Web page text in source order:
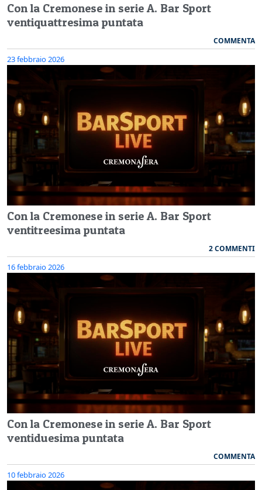
Con la Cremonese in serie A. Bar Sport
ventiquattresima puntata
COMMENTA
23 febbraio 2026
Con la Cremonese in serie A. Bar Sport
ventitreesima puntata
2 COMMENTI
16 febbraio 2026
Con la Cremonese in serie A. Bar Sport
ventiduesima puntata
COMMENTA
10 febbraio 2026